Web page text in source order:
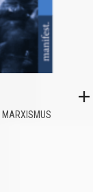
MARXISMUS